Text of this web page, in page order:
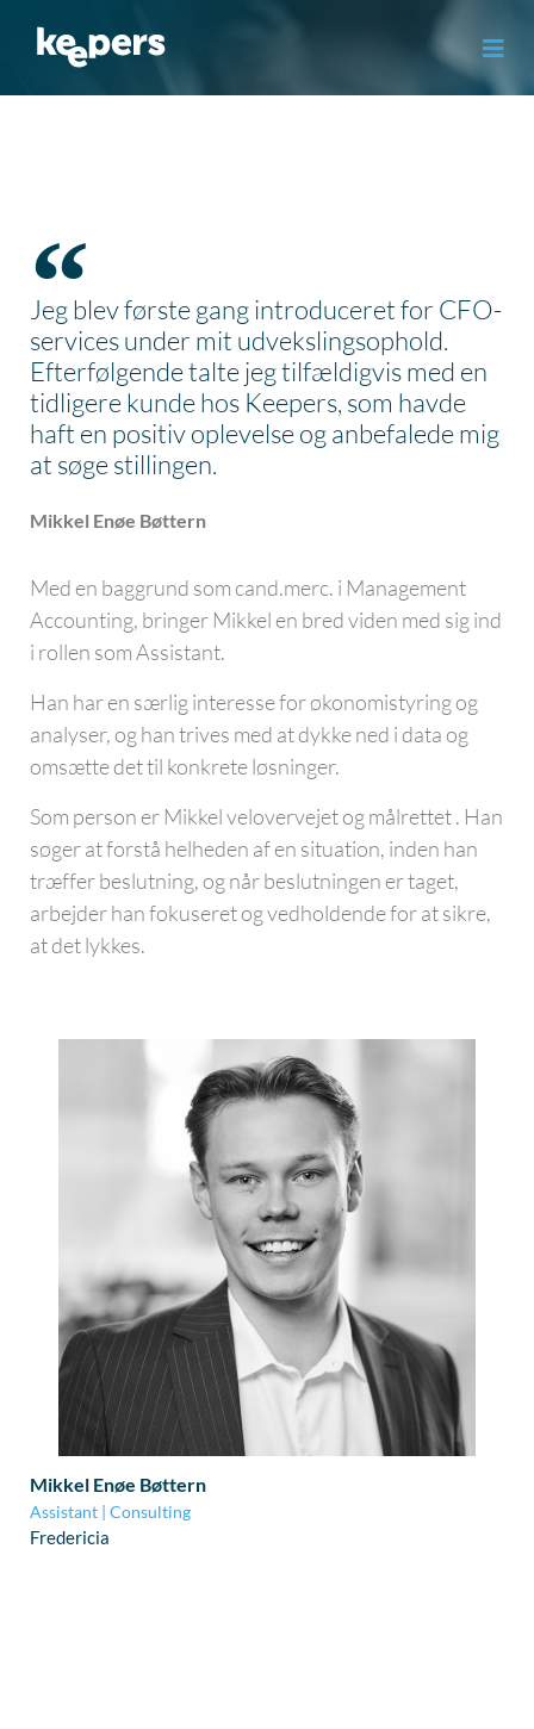
indholdet
Jeg blev første gang introduceret for CFO-
services under mit udvekslingsophold.
Efterfølgende talte jeg tilfældigvis med en
tidligere kunde hos Keepers, som havde
haft en positiv oplevelse og anbefalede mig
at søge stillingen.
Mikkel Enøe Bøttern
Med en baggrund som cand.merc. i Management
Accounting, bringer Mikkel en bred viden med sig ind
i rollen som Assistant.
Han har en særlig interesse for økonomistyring og
analyser, og han trives med at dykke ned i data og
omsætte det til konkrete løsninger.
Som person er Mikkel velovervejet og målrettet . Han
søger at forstå helheden af en situation, inden han
træffer beslutning, og når beslutningen er taget,
arbejder han fokuseret og vedholdende for at sikre,
at det lykkes.
Mikkel Enøe Bøttern
Assistant | Consulting
Fredericia